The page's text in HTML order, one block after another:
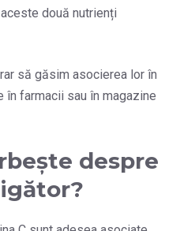
două nutrienți
să găsim asocierea lor în
în farmacii sau în magazine
despre